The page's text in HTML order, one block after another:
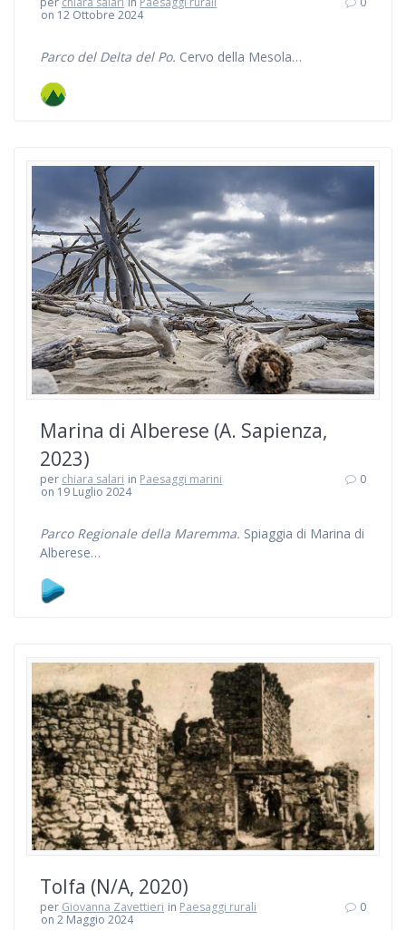
on 12 Ottobre 2024
Parco del Delta del Po. Cervo della Mesola…
Marina di Alberese (A. Sapienza,
2023)
per chiara salari in Paesaggi marini
on 19 Luglio 2024
0
Parco Regionale della Maremma. Spiaggia di Marina di
Alberese…
Tolfa (N/A, 2020)
per Giovanna Zavettieri in Paesaggi rurali
on 2 Maggio 2024
0